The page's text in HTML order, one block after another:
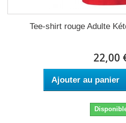
Tee-shirt rouge Adulte
22,00
Ajouter au panier